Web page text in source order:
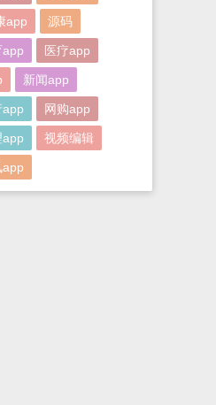
app 源码
app 医疗app
新闻app
app 网购app
app 视频编辑
app